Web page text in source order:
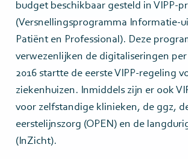
budget beschikbaar gesteld in VIPP-
(Versnellingsprogramma Informatie-
Patiënt en Professional). Deze
verwezenlijken de digitaliseringen
2016 startte de eerste VIPP-regeling
ziekenhuizen. Inmiddels zijn er ook
voor zelfstandige klinieken, de ggz,
eerstelijnszorg (OPEN) en de
(InZicht).